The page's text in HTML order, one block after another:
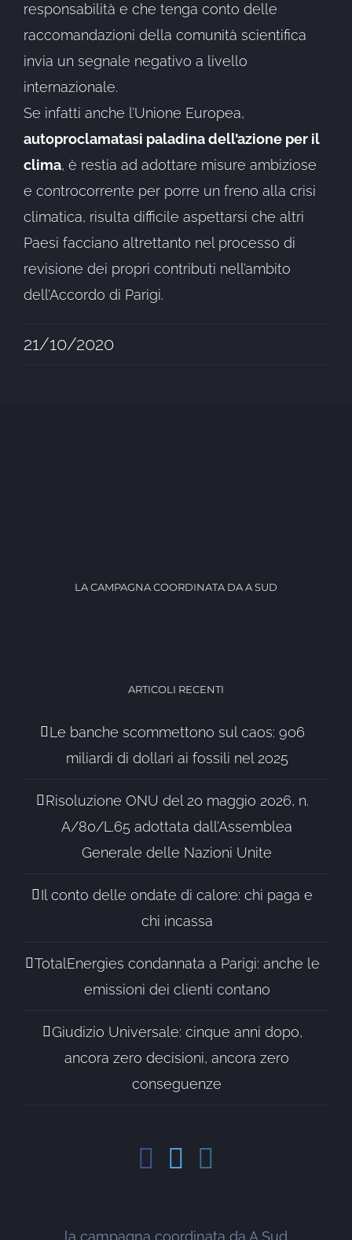
responsabilità e che tenga conto delle
raccomandazioni della comunità scientifica
invia un segnale negativo a livello
internazionale.
Se infatti anche l’Unione Europea,
autoproclamatasi paladina dell’azione per il
clima, è restia ad adottare misure ambiziose
e controcorrente per porre un freno alla crisi
climatica, risulta difficile aspettarsi che altri
Paesi facciano altrettanto nel processo di
revisione dei propri contributi nell’ambito
dell’Accordo di Parigi.
21/10/2020
LA CAMPAGNA COORDINATA DA A SUD
ARTICOLI RECENTI
Le banche scommettono sul caos: 906
miliardi di dollari ai fossili nel 2025
Risoluzione ONU del 20 maggio 2026, n.
A/80/L.65 adottata dall’Assemblea
Generale delle Nazioni Unite
Il conto delle ondate di calore: chi paga e
chi incassa
TotalEnergies condannata a Parigi: anche le
emissioni dei clienti contano
Giudizio Universale: cinque anni dopo,
ancora zero decisioni, ancora zero
conseguenze
la campagna coordinata da A Sud